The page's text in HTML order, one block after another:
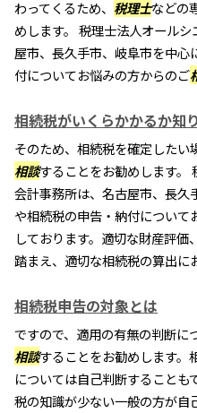
わってくるため、 税理士などの
めします。 税理士法人オール
屋市、長久手市、岐阜市を中
付についてお悩みの方からのご
相続税がいくらかかるか知
そのため、相続税を確定したい
相談することをお勧めします。
会計事務所は、名古屋市、長
や相続税の申告・納付について
しております。適切な財産評
踏まえ、適切な相続税の算出に
相続税申告の対象とは
ですので、適用の有無の判断に
相談することをお勧めします。
については自己判断することも
税の知識が少ない一般の方が自